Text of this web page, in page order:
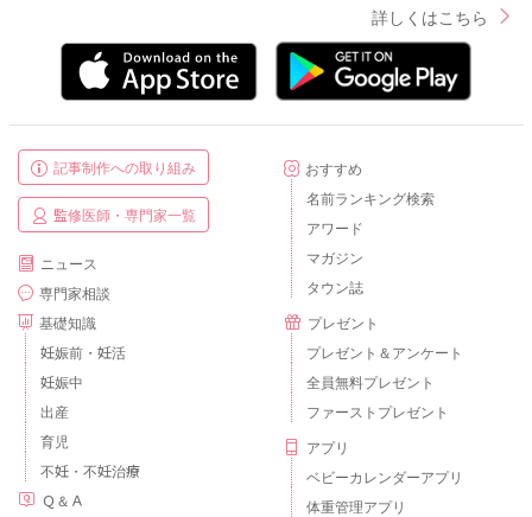
詳しくはこちら
記事制作への取り組み
監修医師・専門家一覧
ニュース
専門家相談
基礎知識
妊娠前・妊活
妊娠中
出産
育児
不妊・不妊治療
Ｑ＆Ａ
おすすめ
名前ランキング検索
アワード
マガジン
タウン誌
プレゼント
プレゼント＆アンケート
全員無料プレゼント
ファーストプレゼント
アプリ
ベビーカレンダーアプリ
体重管理アプリ